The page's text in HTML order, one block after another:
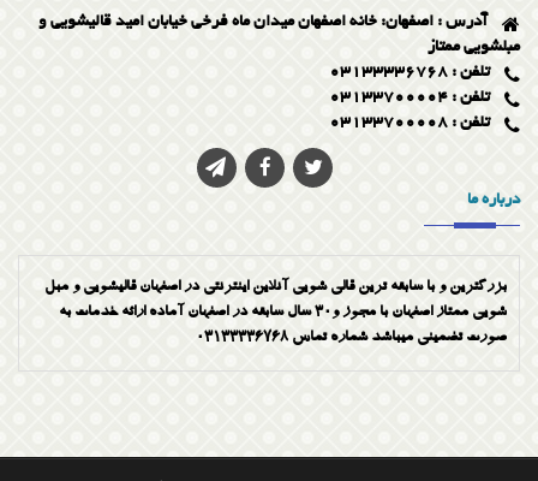
شستشوی فرش با رعایت اصول
آدرس : اصفهان: خانه اصفهان میدان ماه فرخی خیابان امید قالیشویی و
مبلشویی ممتاز
تلفن : 03133336768
تلفن : 03133700004
تلفن : 03133700008
درباره ما
بزرگترین و با سابقه ترین قالی شویی آنلاین اینترنتی در اصفهان قالیشویی و مبل
شویی ممتاز اصفهان با مجوز و30 سال سابقه در اصفهان آماده ارائه خدمات به
صورت تضمینی میباشد شماره تماس 03133336768